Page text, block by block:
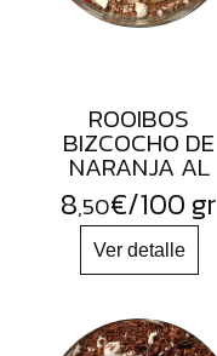
ROOIBOS
BIZCOCHO DE
NARANJA AL
JENGIBRE
8,50€/100 gr